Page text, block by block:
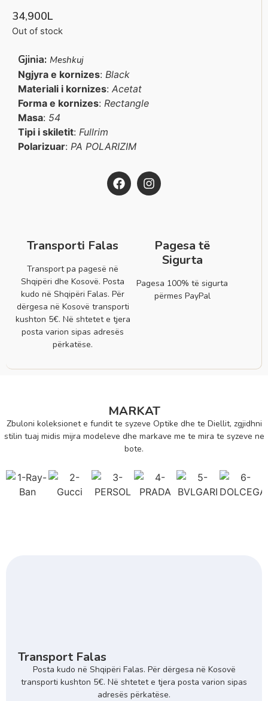
34,900L
Out of stock
Gjinia: Meshkuj
Ngjyra e kornizes: Black
Materiali i kornizes: Acetat
Forma e kornizes: Rectangle
Masa: 54
Tipi i skiletit: Fullrim
Polarizuar: PA POLARIZIM
Transporti Falas
Transport pa pagesë në
Shqipëri dhe Kosovë. Posta
kudo në Shqipëri Falas. Për
dërgesa në Kosovë transporti
kushton 5€. Në shtetet e tjera
posta varion sipas adresës
përkatëse.
Pagesa të
Sigurta
Pagesa 100% të sigurta
përmes PayPal
MARKAT
Zbuloni koleksionet e fundit te syzeve Optike dhe te Diellit, zgjidhni
stilin tuaj midis mijra modeleve dhe markave me te mira te syzeve ne
bote.
Transport Falas
Posta kudo në Shqipëri Falas. Për dërgesa në Kosovë
transporti kushton 5€. Në shtetet e tjera posta varion sipas
adresës përkatëse.